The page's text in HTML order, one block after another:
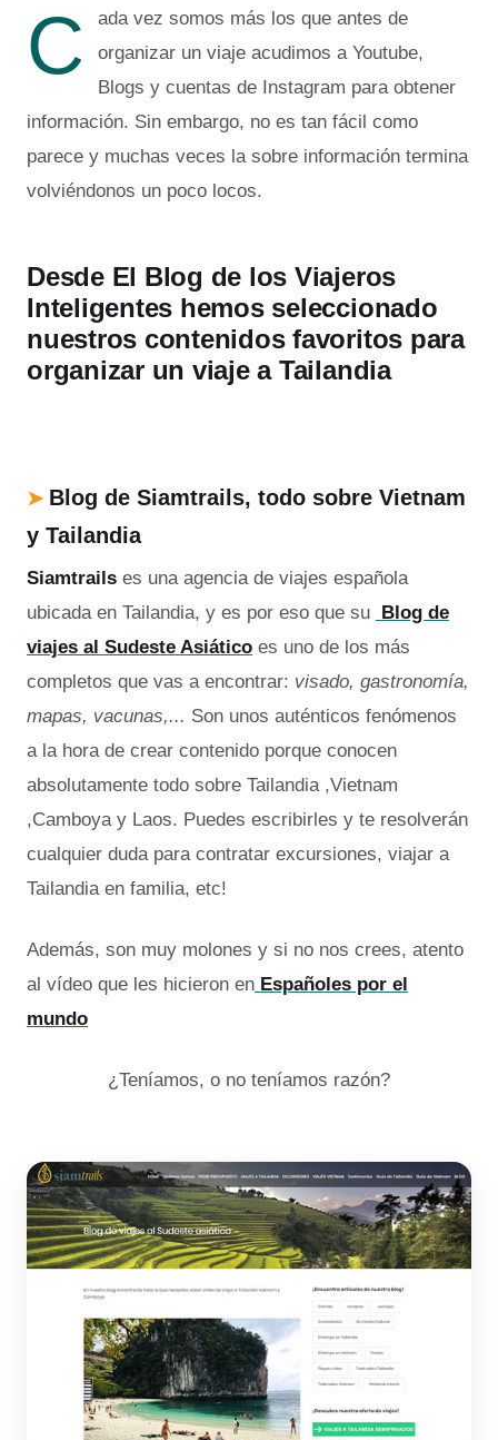
C
ada vez somos más los que antes de
organizar un viaje acudimos a Youtube,
Blogs y cuentas de Instagram para obtener
información. Sin embargo, no es tan fácil como
parece y muchas veces la sobre información termina
volviéndonos un poco locos.
Desde El Blog de los Viajeros
Inteligentes hemos seleccionado
nuestros contenidos favoritos para
organizar un viaje a Tailandia
➤ Blog de Siamtrails, todo sobre Vietnam
y Tailandia
Siamtrails es una agencia de viajes española
ubicada en Tailandia, y es por eso que su Blog de
viajes al Sudeste Asiático es uno de los más
completos que vas a encontrar: visado, gastronomía,
mapas, vacunas,... Son unos auténticos fenómenos
a la hora de crear contenido porque conocen
absolutamente todo sobre Tailandia ,Vietnam
,Camboya y Laos. Puedes escribirles y te resolverán
cualquier duda para contratar excursiones, viajar a
Tailandia en familia, etc!
Además, son muy molones y si no nos crees, atento
al vídeo que les hicieron en Españoles por el
mundo
¿Teníamos, o no teníamos razón?